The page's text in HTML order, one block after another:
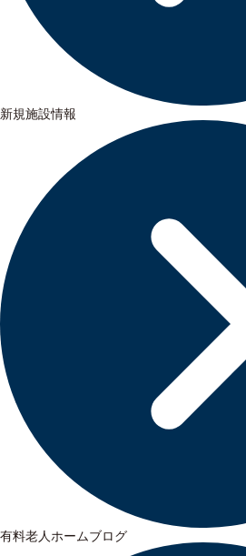
新規施設情報
有料老人ホームブログ